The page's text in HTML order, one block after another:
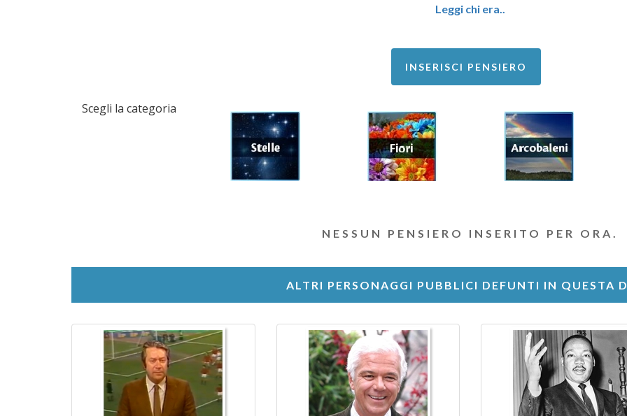
Leggi chi era..
INSERISCI PENSIERO
Scegli la categoria
NESSUN PENSIERO INSERITO PER ORA.
ALTRI PERSONAGGI PUBBLICI DEFUNTI IN QUESTA